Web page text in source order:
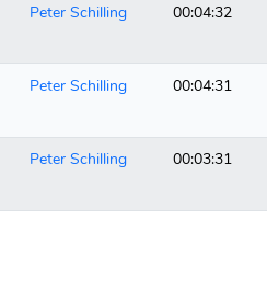
Peter Schilling 00:04:32
Peter Schilling 00:04:31
Peter Schilling 00:03:31